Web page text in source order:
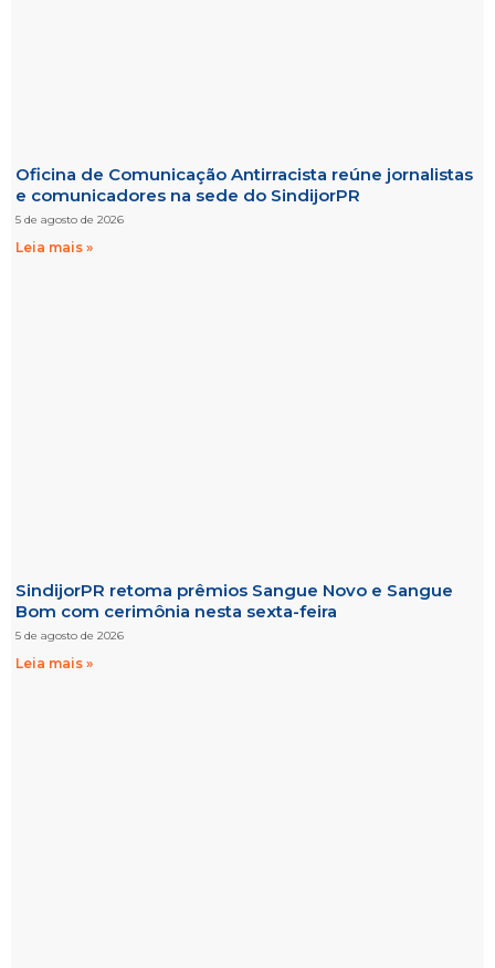
Oficina de Comunicação Antirracista reúne jornalistas
e comunicadores na sede do SindijorPR
5 de agosto de 2026
Leia mais »
SindijorPR retoma prêmios Sangue Novo e Sangue
Bom com cerimônia nesta sexta-feira
5 de agosto de 2026
Leia mais »